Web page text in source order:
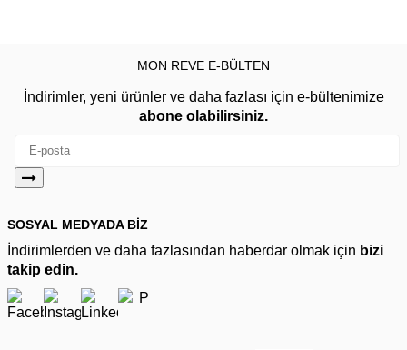
MON REVE E-BÜLTEN
İndirimler, yeni ürünler ve daha fazlası için e-bültenimize
abone olabilirsiniz.
SOSYAL MEDYADA BİZ
İndirimlerden ve daha fazlasından haberdar olmak için bizi
takip edin.